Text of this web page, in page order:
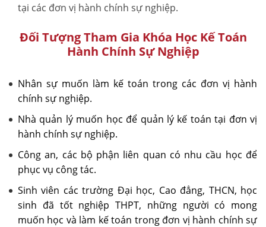
tại các đơn vị hành chính sự nghiệp.
Đối Tượng Tham Gia Khóa Học Kế Toán
Hành Chính Sự Nghiệp
Nhân sự muốn làm kế toán trong các đơn vị hành
chính sự nghiệp.
Nhà quản lý muốn học để quản lý kế toán tại đơn vị
hành chính sự nghiệp.
Công an, các bộ phận liên quan có nhu cầu học để
phục vụ công tác.
Sinh viên các trường Đại học, Cao đẳng, THCN, học
sinh đã tốt nghiệp THPT, những người có mong
muốn học và làm kế toán trong đơn vị hành chính sự